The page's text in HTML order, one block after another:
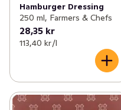
Hamburger Dressing
250 ml, Farmers & Chefs
28,35 kr
113,40 kr /l